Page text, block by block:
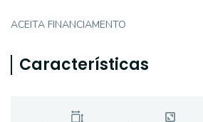
ACEITA FINANCIAMENTO
Características